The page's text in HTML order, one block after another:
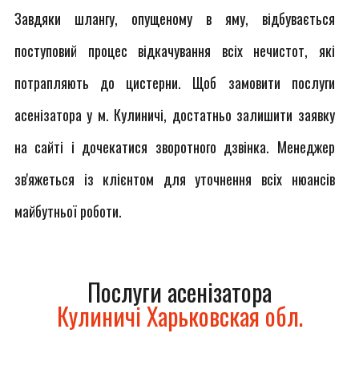
Завдяки шлангу, опущеному в яму, відбувається
поступовий процес відкачування всіх нечистот, які
потрапляють до цистерни. Щоб замовити послуги
асенізатора у м. Кулиничі, достатньо залишити заявку
на сайті і дочекатися зворотного дзвінка. Менеджер
зв'яжеться із клієнтом для уточнення всіх нюансів
майбутньої роботи.
Послуги асенізатора
Кулиничі Харьковская обл.